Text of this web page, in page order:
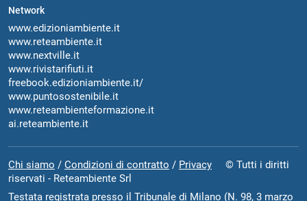
Network
www.edizioniambiente.it
www.reteambiente.it
www.nextville.it
www.rivistarifiuti.it
freebook.edizioniambiente.it/
www.puntosostenibile.it
www.reteambienteformazione.it
ai.reteambiente.it
Chi siamo / Condizioni di contratto / Privacy © Tutti i diritti
riservati - Reteambiente Srl
Testata registrata presso il Tribunale di Milano (N. 98, 3 marzo